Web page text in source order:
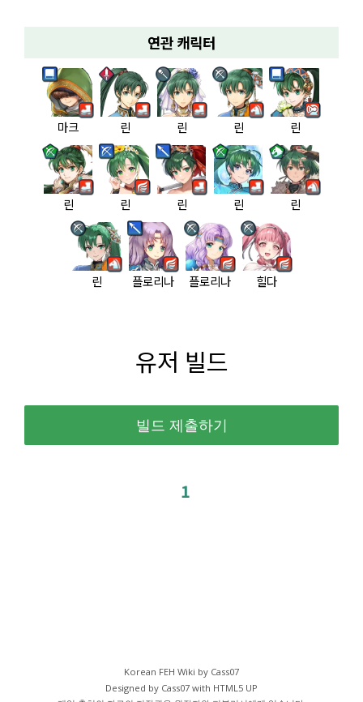
연관 캐릭터
마크 린 린 린 린
린 린 린 린 린
린 플로리나 플로리나 힐다
유저 빌드
1
Korean FEH Wiki by Cass07
Designed by Cass07 with HTML5 UP